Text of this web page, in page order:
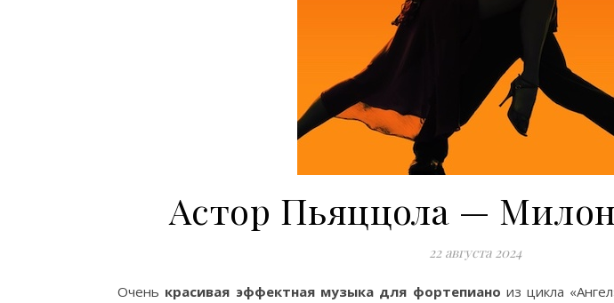
Астор Пьяццола —
22 августа 2024
Очень красивая эффектная музыка для фортепиано из цикла